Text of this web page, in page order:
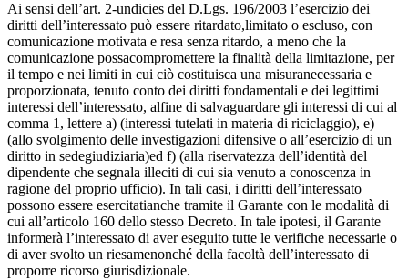
Ai sensi dell’art. 2-undicies del D.Lgs. 196/2003 l’esercizio dei
diritti dell’interessato può essere ritardato,limitato o escluso, con
comunicazione motivata e resa senza ritardo, a meno che la
comunicazione possacompromettere la finalità della limitazione, per
il tempo e nei limiti in cui ciò costituisca una misuranecessaria e
proporzionata, tenuto conto dei diritti fondamentali e dei legittimi
interessi dell’interessato, alfine di salvaguardare gli interessi di cui al
comma 1, lettere a) (interessi tutelati in materia di riciclaggio), e)
(allo svolgimento delle investigazioni difensive o all’esercizio di un
diritto in sedegiudiziaria)ed f) (alla riservatezza dell’identità del
dipendente che segnala illeciti di cui sia venuto a conoscenza in
ragione del proprio ufficio). In tali casi, i diritti dell’interessato
possono essere esercitatianche tramite il Garante con le modalità di
cui all’articolo 160 dello stesso Decreto. In tale ipotesi, il Garante
informerà l’interessato di aver eseguito tutte le verifiche necessarie o
di aver svolto un riesamenonché della facoltà dell’interessato di
proporre ricorso giurisdizionale.